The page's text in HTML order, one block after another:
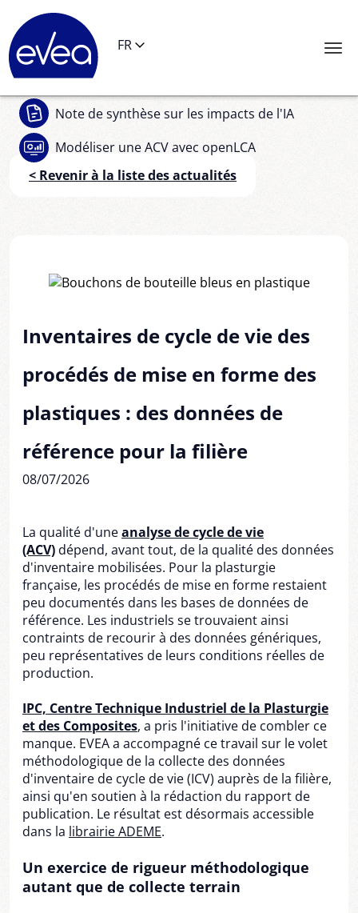
FR
Note de synthèsesur les impacts de l'IA
Modéliser une ACVavec openLCA
< Revenir à la liste des actualités
Inventaires de cycle de vie des
procédés de mise en forme des
plastiques : des données de
référence pour la filière
08/07/2026
La qualité d'uneanalyse de cycle de vie
(ACV) dépend, avant tout, de la qualité des données
d'inventaire mobilisées. Pour la plasturgie
française, les procédés de mise en forme restaient
peu documentés dans les bases de données de
référence. Les industriels se trouvaient ainsi
contraints de recourir à des données génériques,
peu représentatives de leurs conditions réelles de
production.
IPC, Centre Technique Industriel de la Plasturgie
et des Composites, a pris l'initiative de combler ce
manque. EVEA a accompagné ce travail sur le volet
méthodologique de la collecte des données
d'inventaire de cycle de vie (ICV) auprès de la filière,
ainsi qu'en soutien à la rédaction du rapport de
publication. Le résultat est désormais accessible
dans la librairie ADEME.
Un exercice de rigueur méthodologique
autant que de collecte terrain
Panneau de gestion des cookies